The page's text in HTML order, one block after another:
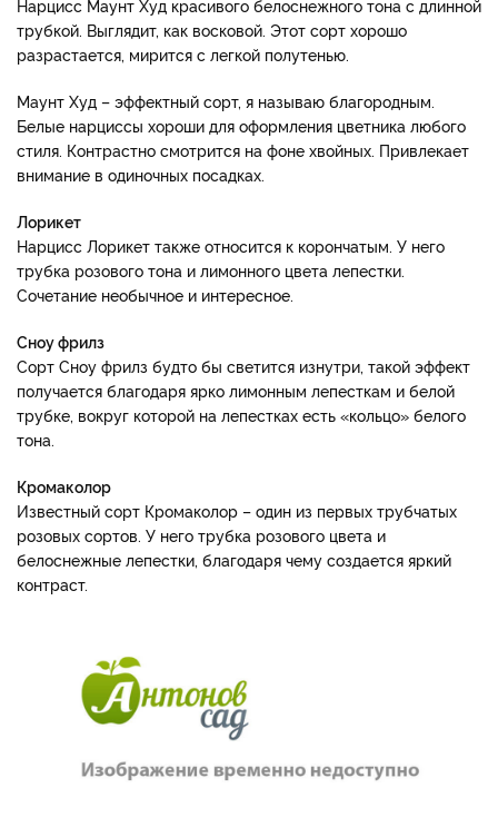
Нарцисс Маунт Худ красивого белоснежного тона с длинной
трубкой. Выглядит, как восковой. Этот сорт хорошо
разрастается, мирится с легкой полутенью.
Маунт Худ – эффектный сорт, я называю благородным.
Белые нарциссы хороши для оформления цветника любого
стиля. Контрастно смотрится на фоне хвойных. Привлекает
внимание в одиночных посадках.
Лорикет
Нарцисс Лорикет также относится к корончатым. У него
трубка розового тона и лимонного цвета лепестки.
Сочетание необычное и интересное.
Сноу фрилз
Сорт Сноу фрилз будто бы светится изнутри, такой эффект
получается благодаря ярко лимонным лепесткам и белой
трубке, вокруг которой на лепестках есть «кольцо» белого
тона.
Кромаколор
Известный сорт Кромаколор – один из первых трубчатых
розовых сортов. У него трубка розового цвета и
белоснежные лепестки, благодаря чему создается яркий
контраст.